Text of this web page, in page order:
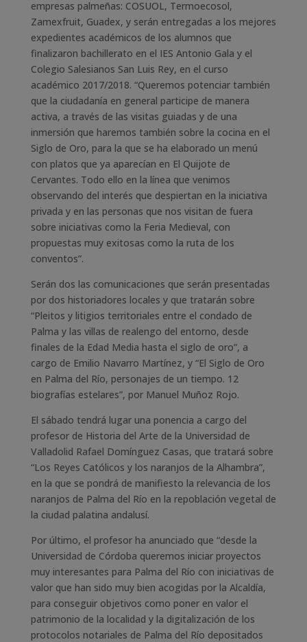
empresas palmeñas: COSUOL, Termoecosol,
Zamexfruit, Guadex, y serán entregadas a los mejores
expedientes académicos de los alumnos que
finalizaron bachillerato en el IES Antonio Gala y el
Colegio Salesianos San Luis Rey, en el curso
académico 2017/2018. “Queremos potenciar también
que la ciudadanía en general participe de manera
activa, a través de las visitas guiadas y de una
inmersión que haremos también sobre la cocina en el
Siglo de Oro, para la que se ha elaborado un menú
con platos que ya aparecían en El Quijote de
Cervantes. Todo ello en la línea que venimos
observando del interés que despiertan en la iniciativa
privada y en las personas que nos visitan de fuera
sobre iniciativas como la Feria Medieval, con
propuestas muy exitosas como la ruta de los
conventos”.
Serán dos las comunicaciones que serán presentadas
por dos historiadores locales y que tratarán sobre
“Pleitos y litigios territoriales entre el condado de
Palma y las villas de realengo del entorno, desde
finales de la Edad Media hasta el siglo de oro”, a
cargo de Emilio Navarro Martínez, y “El Siglo de Oro
en Palma del Río, personajes de un tiempo. 12
biografías estelares”, por Manuel Muñoz Rojo.
El sábado tendrá lugar una ponencia a cargo del
profesor de Historia del Arte de la Universidad de
Valladolid Rafael Domínguez Casas, que tratará sobre
“Los Reyes Católicos y los naranjos de la Alhambra”,
en la que se pondrá de manifiesto la relevancia de los
naranjos de Palma del Río en la repoblación vegetal de
la ciudad palatina andalusí.
Por último, el profesor ha anunciado que “desde la
Universidad de Córdoba queremos iniciar proyectos
muy interesantes para Palma del Río con iniciativas de
valor que han sido muy bien acogidas por la Alcaldía,
para conseguir objetivos como poner en valor el
patrimonio de la localidad y la digitalización de los
protocolos notariales de Palma del Río depositados